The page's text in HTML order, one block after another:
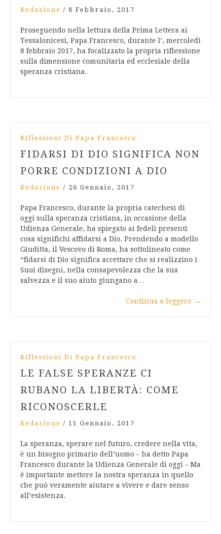
Redazione / 8 Febbraio, 2017
Proseguendo nella lettura della Prima Lettera ai
Tessalonicesi, Papa Francesco, durante l’, mercoledì
8 febbraio 2017, ha focalizzato la propria riflessione
sulla dimensione comunitaria ed ecclesiale della
speranza cristiana.
Riflessioni Di Papa Francesco
FIDARSI DI DIO SIGNIFICA NON
PORRE CONDIZIONI A DIO
Redazione / 26 Gennaio, 2017
Papa Francesco, durante la propria catechesi di
oggi sulla speranza cristiana, in occasione della
Udienza Generale, ha spiegato ai fedeli presenti
cosa significhi affidarsi a Dio. Prendendo a modello
Giuditta, il Vescovo di Roma, ha sottolineato come
“fidarsi di Dio significa accettare che si realizzino i
Suoi disegni, nella consapevolezza che la sua
salvezza e il suo aiuto giungano a…
Continua a leggere →
Riflessioni Di Papa Francesco
LE FALSE SPERANZE CI
RUBANO LA LIBERTÀ: COME
RICONOSCERLE
Redazione / 11 Gennaio, 2017
La speranza, sperare nel futuro, credere nella vita,
è un bisogno primario dell’uomo – ha detto Papa
Francesco durante la Udienza Generale di oggi – Ma
è importante mettere la nostra speranza in quello
che può veramente aiutare a vivere e dare senso
all’esistenza.